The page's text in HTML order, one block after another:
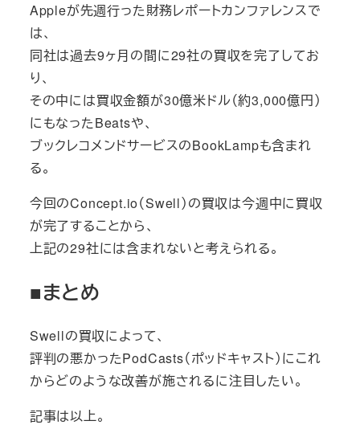
Appleが先週行った財務レポートカンファレンスで
は、
同社は過去9ヶ月の間に29社の買収を完了してお
り、
その中には買収金額が30億米ドル（約3,000億円）
にもなったBeatsや、
ブックレコメンドサービスのBookLampも含まれ
る。
今回のConcept.io（Swell）の買収は今週中に買収
が完了することから、
上記の29社には含まれないと考えられる。
■まとめ
Swellの買収によって、
評判の悪かったPodCasts（ポッドキャスト）にこれ
からどのような改善が施されるに注目したい。
記事は以上。